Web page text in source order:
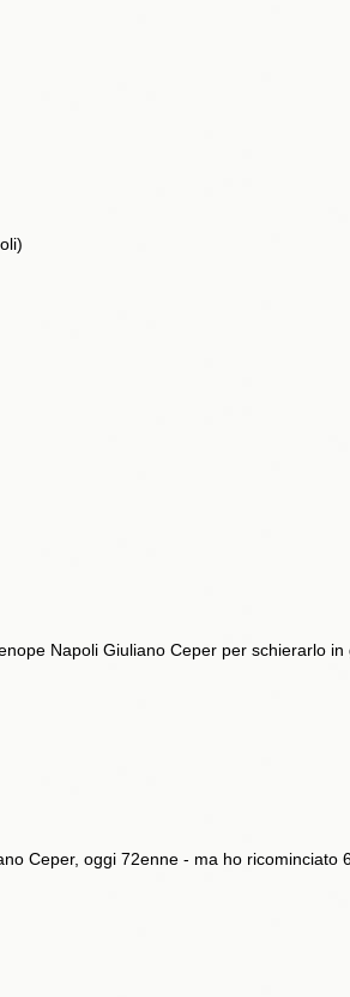
Napoli Giuliano Ceper per schierarlo in
Ceper, oggi 72enne - ma ho ricominciato